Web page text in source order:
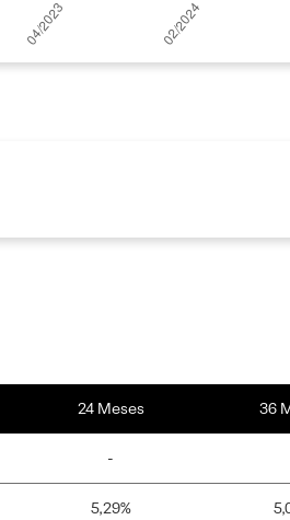
24 Meses 36
-
5,29%